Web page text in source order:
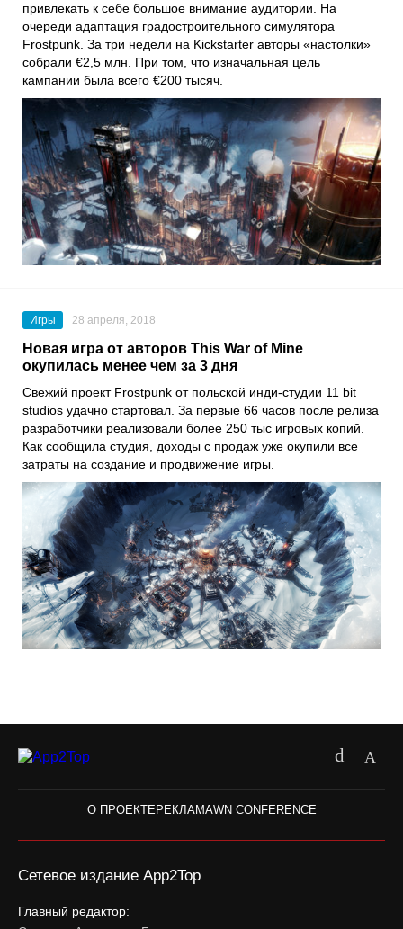
привлекать к себе большое внимание аудитории. На
очереди адаптация градостроительного симулятора
Frostpunk. За три недели на Kickstarter авторы «настолки»
собрали €2,5 млн. При том, что изначальная цель
кампании была всего €200 тысяч.
Игры 28 апреля, 2018
Новая игра от авторов This War of Mine
окупилась менее чем за 3 дня
Свежий проект Frostpunk от польской инди-студии 11 bit
studios удачно стартовал. За первые 66 часов после релиза
разработчики реализовали более 250 тыс игровых копий.
Как сообщила студия, доходы с продаж уже окупили все
затраты на создание и продвижение игры.
О ПРОЕКТЕРЕКЛАМАWN CONFERENCE
Сетевое издание App2Top
Главный редактор: